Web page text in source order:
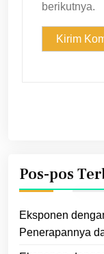
berikutnya.
Pos-pos
Eksponen
Penerapannya